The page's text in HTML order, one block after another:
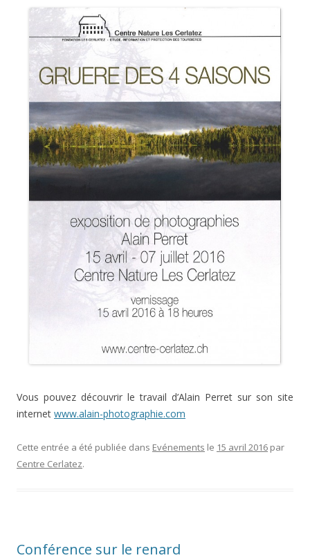
Vous pouvez découvrir le travail d’Alain Perret sur son site
internet www.alain-photographie.com
Cette entrée a été publiée dans Evénements le 15 avril 2016 par
Centre Cerlatez.
Conférence sur le renard